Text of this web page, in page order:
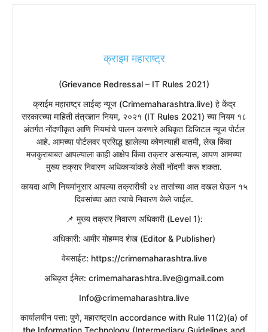
क्राइम महाराष्ट्र
(Grievance Redressal – IT Rules 2021)
​क्राईम महाराष्ट्र लाईव्ह न्यूज (Crimemaharashtra.live) हे केंद्र
सरकारच्या माहिती तंत्रज्ञान नियम, २०२१ (IT Rules 2021) च्या नियम १८
अंतर्गत नोंदणीकृत आणि नियमांचे पालन करणारे अधिकृत डिजिटल न्यूज पोर्टल
आहे. आमच्या पोर्टलवर प्रसिद्ध झालेल्या कोणत्याही बातमी, लेख किंवा
मजकुराबाबत आपल्याला काही आक्षेप किंवा तक्रार असल्यास, आपण आमच्या
मुख्य तक्रार निवारण अधिकाऱ्यांकडे लेखी नोंदणी करू शकता.
​कायदा आणि नियमांनुसार आपल्या तक्रारीची २४ तासांच्या आत दखल घेऊन १५
दिवसांच्या आत त्याचे निवारण केले जाईल.
​📌 मुख्य तक्रार निवारण अधिकारी (Level 1):
​अधिकारी: आमीर मोहम्मद शेख (Editor & Publisher)
​वेबसाईट: https://crimemaharashtra.live
​अधिकृत ईमेल: crimemaharashtra.live@gmail.com
Info@crimemaharashtra.live
​कार्यालयीन पत्ता: पुणे, महाराष्ट्रIn accordance with Rule 11(2)(a) of
the Information Technology (Intermediary Guidelines and